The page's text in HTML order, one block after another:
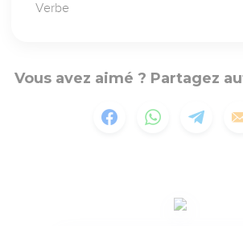
Verbe
Vous avez aimé ? Partagez